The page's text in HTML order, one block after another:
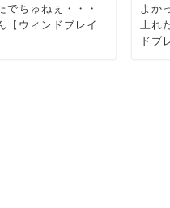
でちゅねぇ・・・
【ウィンドブレイ
よか
上れ
ドブ